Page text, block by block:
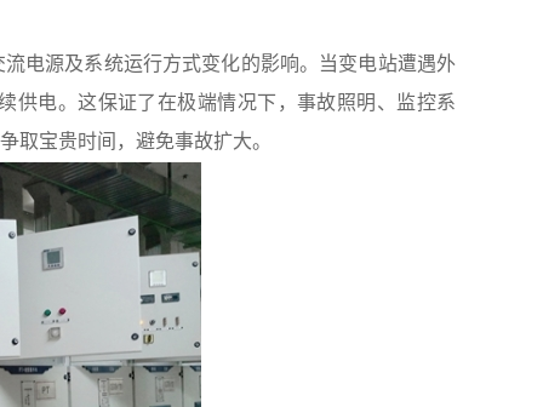
源及系统运行方式变化的影响。当变电站遭遇外
供电。这保证了在极端情况下，事故照明、监控系
取宝贵时间，避免事故扩大。